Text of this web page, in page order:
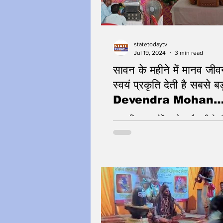
सावन के महीने में मानव
स्वयं प्रकृति देती है सबसे
Devendra Mohan
Bhaiyaji
आध्यात्मिक गुरु देवेंद्र मोहन भैयाजी ने
सावन और शिवमहिमा का संदेश
statetodaytv
Jul 19, 2024
3 min read